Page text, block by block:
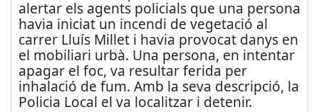
alertar els agents policials que una persona
havia iniciat un incendi de vegetació al
carrer Lluís Millet i havia provocat danys en
el mobiliari urbà. Una persona, en intentar
apagar el foc, va resultar ferida per
inhalació de fum. Amb la seva descripció, la
Policia Local el va localitzar i detenir.